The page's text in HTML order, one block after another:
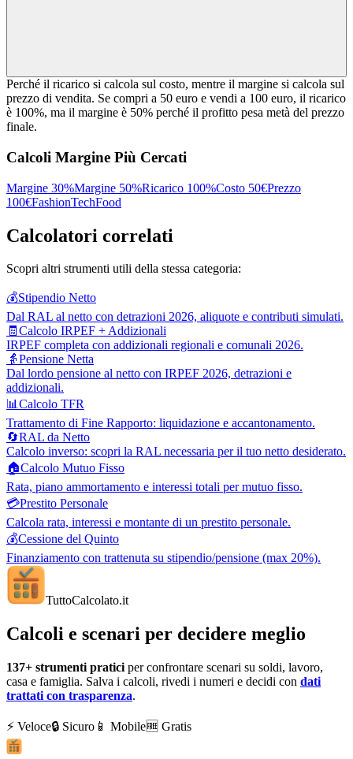
Perché il ricarico si calcola sul costo, mentre il margine si calcola sul
prezzo di vendita. Se compri a 50 euro e vendi a 100 euro, il ricarico
è 100%, ma il margine è 50% perché il profitto pesa metà del prezzo
finale.
Calcoli Margine Più Cercati
Margine 30%Margine 50%Ricarico 100%Costo 50€Prezzo
100€FashionTechFood
Calcolatori correlati
Scopri altri strumenti utili della stessa categoria:
💰Stipendio Netto
Dal RAL al netto con detrazioni 2026, aliquote e contributi simulati.
🧾 Calcolo IRPEF + Addizionali
IRPEF completa con addizionali regionali e comunali 2026.
👵Pensione Netta
Dal lordo pensione al netto con IRPEF 2026, detrazioni e
addizionali.
📊Calcolo TFR
Trattamento di Fine Rapporto: liquidazione e accantonamento.
🔄RAL da Netto
Calcolo inverso: scopri la RAL necessaria per il tuo netto desiderato.
🏠Calcolo Mutuo Fisso
Rata, piano ammortamento e interessi totali per mutuo fisso.
💳Prestito Personale
Calcola rata, interessi e montante di un prestito personale.
💰Cessione del Quinto
Finanziamento con trattenuta su stipendio/pensione (max 20%).
TuttoCalcolato.it
Calcoli e scenari per decidere meglio
137+ strumenti pratici per confrontare scenari su soldi, lavoro,
casa e famiglia. Salva i calcoli, rivedi i numeri e decidi con dati
trattati con trasparenza.
⚡ Veloce🔒 Sicuro 📱 Mobile🆓 Gratis